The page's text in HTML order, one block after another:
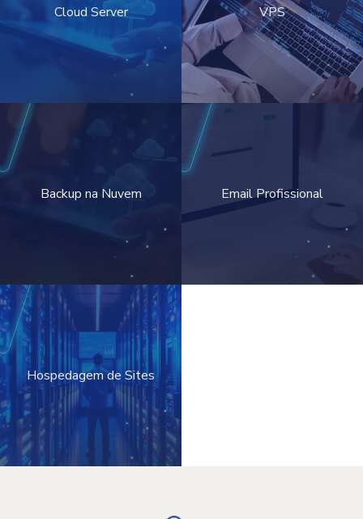
Cloud Server VPS
Backup na Nuvem Email Profissional
Hospedagem de Sites